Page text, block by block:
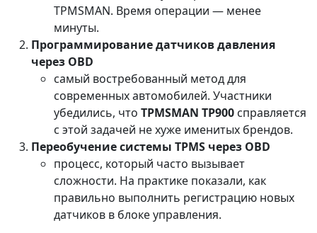
TPMSMAN. Время операции — менее
минуты.
Программирование датчиков давления
через OBD
самый востребованный метод для
современных автомобилей. Участники
убедились, что TPMSMAN TP900 справляется
с этой задачей не хуже именитых брендов.
Переобучение системы TPMS через OBD
процесс, который часто вызывает
сложности. На практике показали, как
правильно выполнить регистрацию новых
датчиков в блоке управления.